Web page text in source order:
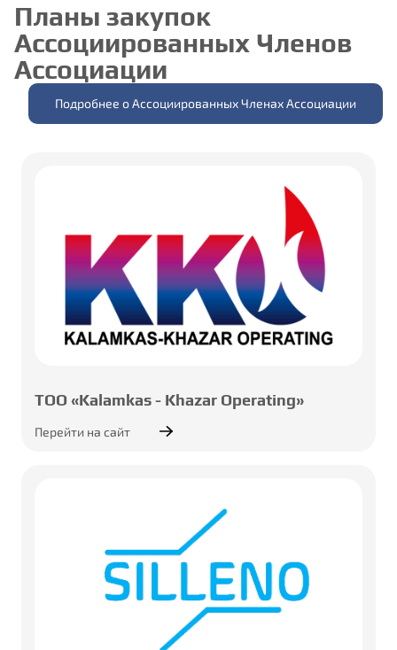
Планы закупок
Ассоциированных Членов
Ассоциации
Подробнее о Ассоциированных Членах Ассоциации
ТОО «Kalamkas - Khazar Operating»
Перейти на сайт